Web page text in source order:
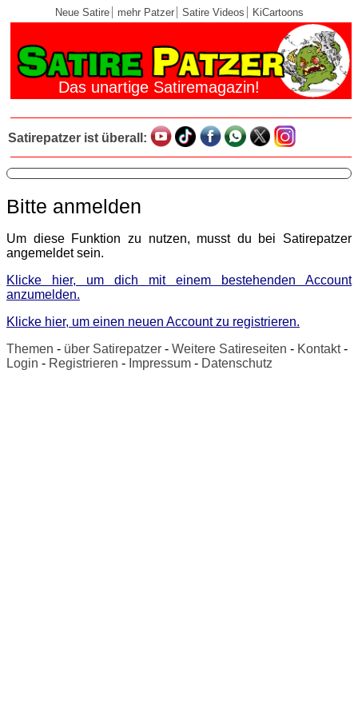
Neue Satire mehr Patzer Satire Videos KiCartoons
Das unartige Satiremagazin!
Satirepatzer ist überall:
Bitte anmelden
Um diese Funktion zu nutzen, musst du bei Satirepatzer
angemeldet sein.
Klicke hier, um dich mit einem bestehenden Account
anzumelden.
Klicke hier, um einen neuen Account zu registrieren.
Themen - über Satirepatzer - Weitere Satireseiten - Kontakt-
Login - Registrieren - Impressum - Datenschutz